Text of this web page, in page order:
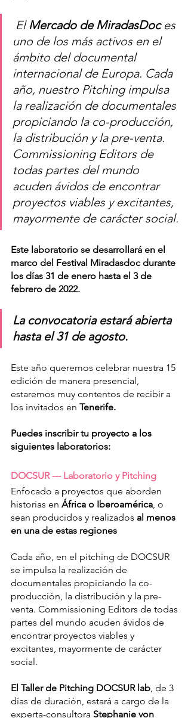
El Mercado de MiradasDoc es
uno de los más activos en el
ámbito del documental
internacional de Europa. Cada
año, nuestro Pitching impulsa
la realización de documentales
propiciando la co-producción,
la distribución y la pre-venta.
Commissioning Editors de
todas partes del mundo
acuden ávidos de encontrar
proyectos viables y excitantes,
mayormente de carácter social.
Este laboratorio se desarrollará en el
marco del Festival Miradasdoc durante
los días 31 de enero hasta el 3 de
febrero de 2022.
La convocatoria estará abierta
hasta el 31 de agosto.
Este año queremos celebrar nuestra 15
edición de manera presencial,
estaremos muy contentos de recibir a
los invitados en Tenerife.
Puedes inscribir tu proyecto a los
siguientes laboratorios:
DOCSUR --- Laboratorio y Pitching
Enfocado a proyectos que aborden
historias en África o Iberoamérica, o
sean producidos y realizados al menos
en una de estas regiones
Cada año, en el pitching de DOCSUR
se impulsa la realización de
documentales propiciando la co-
producción, la distribución y la pre-
venta. Commissioning Editors de todas
partes del mundo acuden ávidos de
encontrar proyectos viables y
excitantes, mayormente de carácter
social.
El Taller de Pitching DOCSUR lab, de 3
días de duración, estará a cargo de la
experta-consultora Stephanie von